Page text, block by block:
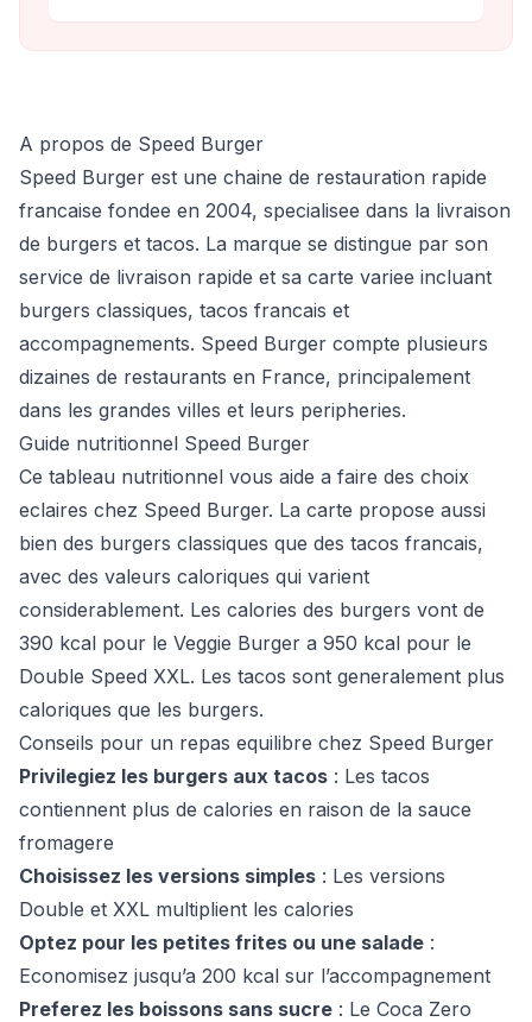
A propos de Speed Burger
Speed Burger est une chaine de restauration rapide
francaise fondee en 2004, specialisee dans la livraison
de burgers et tacos. La marque se distingue par son
service de livraison rapide et sa carte variee incluant
burgers classiques, tacos francais et
accompagnements. Speed Burger compte plusieurs
dizaines de restaurants en France, principalement
dans les grandes villes et leurs peripheries.
Guide nutritionnel Speed Burger
Ce tableau nutritionnel vous aide a faire des choix
eclaires chez Speed Burger. La carte propose aussi
bien des burgers classiques que des tacos francais,
avec des valeurs caloriques qui varient
considerablement. Les calories des burgers vont de
390 kcal pour le Veggie Burger a 950 kcal pour le
Double Speed XXL. Les tacos sont generalement plus
caloriques que les burgers.
Conseils pour un repas equilibre chez Speed Burger
Privilegiez les burgers aux tacos : Les tacos
contiennent plus de calories en raison de la sauce
fromagere
Choisissez les versions simples : Les versions
Double et XXL multiplient les calories
Optez pour les petites frites ou une salade :
Economisez jusqu’a 200 kcal sur l’accompagnement
Preferez les boissons sans sucre : Le Coca Zero